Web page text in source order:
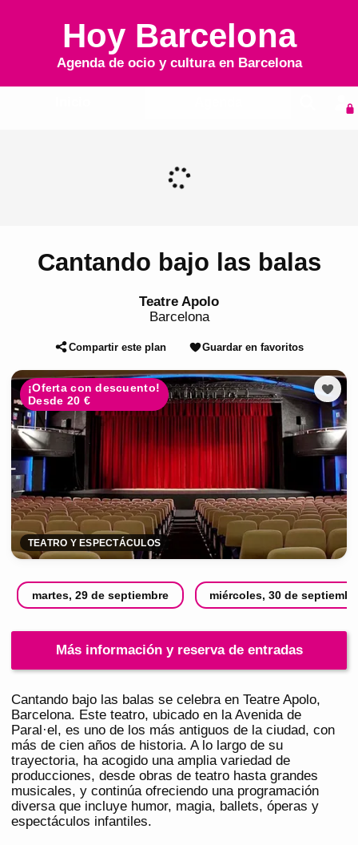
Hoy Barcelona
Agenda de ocio y cultura en Barcelona
Cantando bajo las balas
Teatre Apolo
Barcelona
Compartir este plan Guardar en favoritos
¡Oferta con descuento!
Desde 20 €
TEATRO Y ESPECTÁCULOS
martes, 29 de septiembre miércoles, 30 de
Más información y reserva de entradas
Cantando bajo las balas se celebra en Teatre Apolo,
Barcelona. Este teatro, ubicado en la Avenida de
Paral·el, es uno de los más antiguos de la ciudad, con
más de cien años de historia. A lo largo de su
trayectoria, ha acogido una amplia variedad de
producciones, desde obras de teatro hasta grandes
musicales, y continúa ofreciendo una programación
diversa que incluye humor, magia, ballets, óperas y
espectáculos infantiles.